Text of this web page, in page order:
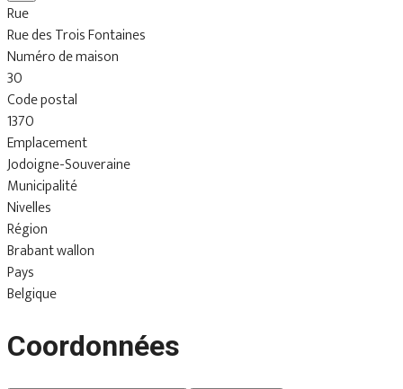
Rue
Rue des Trois Fontaines
Numéro de maison
30
Code postal
1370
Emplacement
Jodoigne-Souveraine
Municipalité
Nivelles
Région
Brabant wallon
Pays
Belgique
Coordonnées